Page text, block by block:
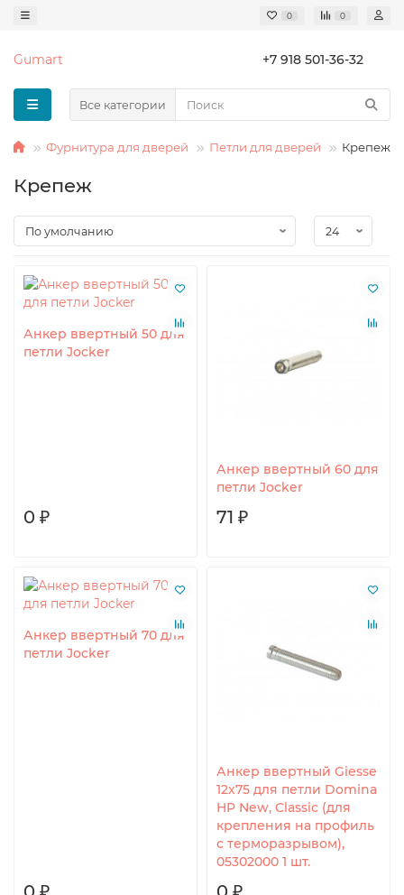
0 0
Gumart +7 918 501-36-32
Все категории
Фурнитура для дверей Петли для дверей Крепеж
Крепеж
Анкер ввертный 50 для
петли Jocker
0 ₽
Анкер ввертный 60 для
петли Jocker
71 ₽
Анкер ввертный 70 для
петли Jocker
Анкер ввертный Giesse
12х75 для петли Domina
HP New, Classic (для
крепления на профиль
с терморазрывом),
05302000 1 шт.